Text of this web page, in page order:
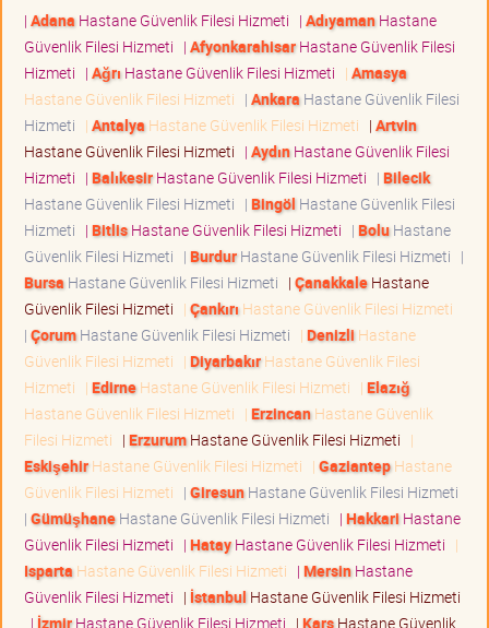
| Adana Hastane Güvenlik Filesi Hizmeti | AdıyamanHastane
Güvenlik Filesi Hizmeti | AfyonkarahisarHastane Güvenlik Filesi
Hizmeti | Ağrı Hastane Güvenlik Filesi Hizmeti | Amasya
Hastane Güvenlik Filesi Hizmeti | Ankara Hastane Güvenlik Filesi
Hizmeti | Antalya Hastane Güvenlik Filesi Hizmeti | Artvin
Hastane Güvenlik Filesi Hizmeti | AydınHastane Güvenlik Filesi
Hizmeti | BalıkesirHastane Güvenlik Filesi Hizmeti | Bilecik
Hastane Güvenlik Filesi Hizmeti | Bingöl Hastane Güvenlik Filesi
Hizmeti | BitlisHastane Güvenlik Filesi Hizmeti | BoluHastane
Güvenlik Filesi Hizmeti | BurdurHastane Güvenlik Filesi Hizmeti |
Bursa Hastane Güvenlik Filesi Hizmeti | ÇanakkaleHastane
Güvenlik Filesi Hizmeti | Çankırı Hastane Güvenlik Filesi Hizmeti
| ÇorumHastane Güvenlik Filesi Hizmeti | Denizli Hastane
Güvenlik Filesi Hizmeti | DiyarbakırHastane Güvenlik Filesi
Hizmeti | EdirneHastane Güvenlik Filesi Hizmeti | Elazığ
Hastane Güvenlik Filesi Hizmeti | ErzincanHastane Güvenlik
Filesi Hizmeti | ErzurumHastane Güvenlik Filesi Hizmeti |
EskişehirHastane Güvenlik Filesi Hizmeti | GaziantepHastane
Güvenlik Filesi Hizmeti | GiresunHastane Güvenlik Filesi Hizmeti
| GümüşhaneHastane Güvenlik Filesi Hizmeti | Hakkari Hastane
Güvenlik Filesi Hizmeti | HatayHastane Güvenlik Filesi Hizmeti |
Isparta Hastane Güvenlik Filesi Hizmeti | MersinHastane
Güvenlik Filesi Hizmeti | İstanbul Hastane Güvenlik Filesi Hizmeti
| İzmirHastane Güvenlik Filesi Hizmeti | KarsHastane Güvenlik